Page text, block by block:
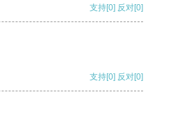
支持[0] 反对[0]
支持[0] 反对[0]